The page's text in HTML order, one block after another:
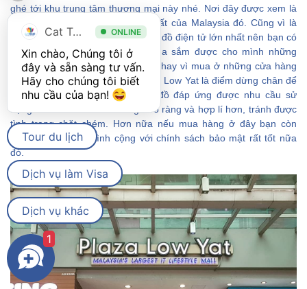
ghé tới khu trung tâm thương mại này nhé. Nơi đây được xem là
một nơi mua sắm đồ điện lớn nhất của Malaysia đó. Cũng vì là
nơi tập trung của các thương hiệu đồ điện tử lớn nhất nên bạn có
thể thoải mái ngắm nghía và mua sắm được cho mình những
món đồ với chất lượng tốt nhất. Thay vì mua ở những cửa hàng
bán lẻ thì nhiều người đã lựa chọn Low Yat là điểm dừng chân để
tìm kiếm cho mình những món đồ đáp ứng được nhu cầu sử
dụng của bản thân với mức giá rõ ràng và hợp lí hơn, tránh được
tình trạng chặt chém. Hơn nữa nếu mua hàng ở đây bạn còn
được tư vấn nhiệt tình cộng với chính sách bảo mật rất tốt nữa
đó.
Cat Tour ONLINE
Xin chào, Chúng tôi ở
đây và sẵn sàng tư vấn.
Hãy cho chúng tôi biết
nhu cầu của bạn!
Tour du lịch
Dịch vụ làm Visa
Dịch vụ khác
1